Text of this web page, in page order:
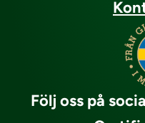
Följ oss på